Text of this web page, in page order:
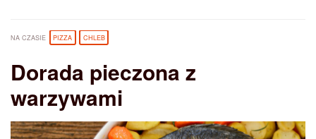
NA CZASIE PIZZA CHLEB
Dorada pieczona z
warzywami